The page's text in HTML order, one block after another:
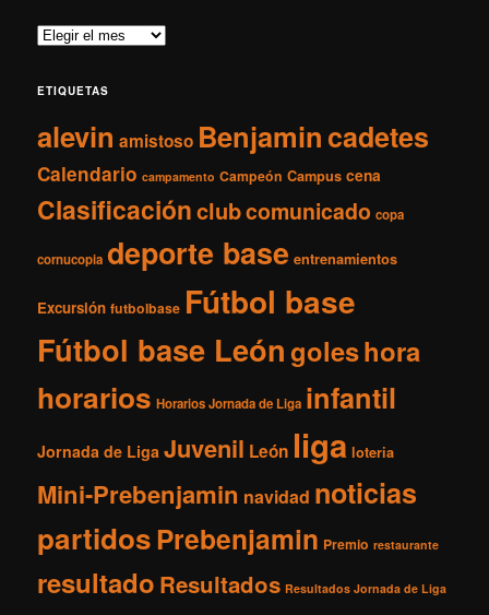
A
v
o
ETIQUETAS
alevin amistoso Benjamincadetes
Calendario campamento Campeón Campus cena
Clasificaciónclubcomunicado copa
cornucopia deporte base entrenamientos
Excursión futbolbase Fútbol base
Fútbol base Leóngoleshora
horarios Horarios Jornada de Liga infantil
Jornada de Liga Juvenil León liga loteria
Mini-Prebenjamin navidad noticias
partidosPrebenjamin Premio restaurante
resultado Resultados Resultados Jornada de Liga